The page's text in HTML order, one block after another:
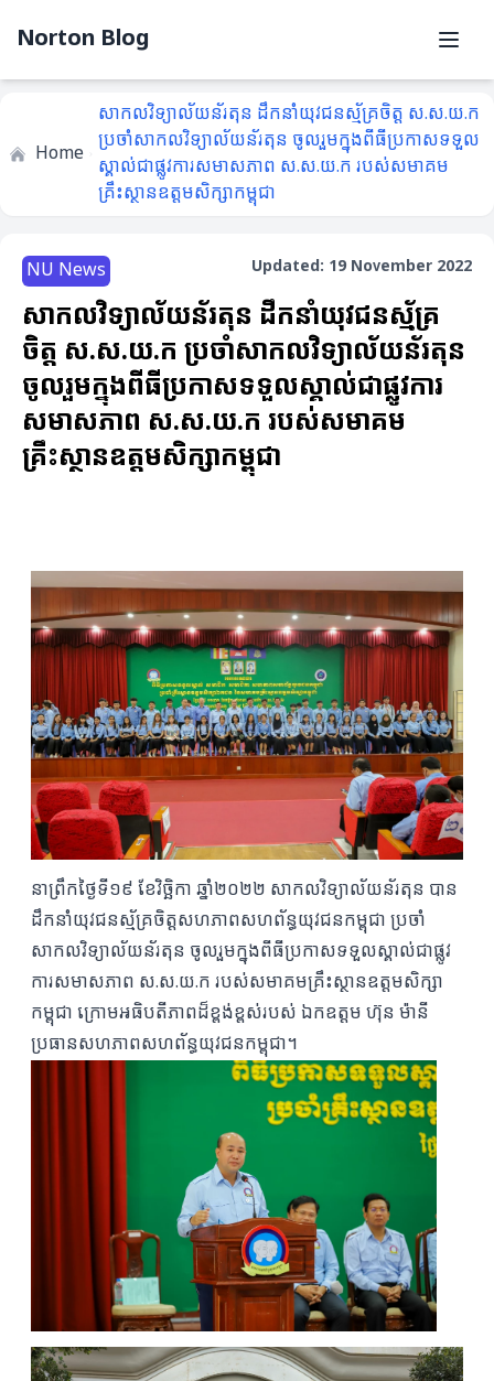
Norton Blog
Home
សាកលវិទ្យាល័យន័រតុន ដឹកនាំយុវជនស្ម័គ្រចិត្ត ស.ស.យ.ក
ប្រចាំសាកលវិទ្យាល័យន័រតុន ចូលរួមក្នុងពីធីប្រកាសទទួល
ស្គាល់ជាផ្លូវការសមាសភាព ស.ស.យ.ក របស់សមាគម
គ្រឹះស្ថានឧត្តមសិក្សាកម្ពុជា
NU News Updated: 19 November 2022
សាកលវិទ្យាល័យន័រតុន ដឹកនាំយុវជនស្ម័គ្រ
ចិត្ត ស.ស.យ.ក ប្រចាំសាកលវិទ្យាល័យន័រតុន
ចូលរួមក្នុងពីធីប្រកាសទទួលស្គាល់ជាផ្លូវការ
សមាសភាព ស.ស.យ.ក របស់សមាគម
គ្រឹះស្ថានឧត្តមសិក្សាកម្ពុជា
នាព្រឹកថ្ងៃទី១៩ ខែវិច្ឆិកា ឆ្នាំ២០២២ សាកលវិទ្យាល័យន័រតុន បាន
ដឹកនាំយុវជនស្ម័គ្រចិត្តសហភាពសហព័ន្ធយុវជនកម្ពុជា ប្រចាំ
សាកលវិទ្យាល័យន័រតុន ចូលរួមក្នុងពីធីប្រកាសទទួលស្គាល់ជាផ្លូវ
ការសមាសភាព ស.ស.យ.ក របស់សមាគមគ្រឹះស្ថានឧត្តមសិក្សា
កម្ពុជា ក្រោមអធិបតីភាពដ៏ខ្ពង់ខ្ពស់របស់ ឯកឧត្តម ហ៊ុន ម៉ានី
ប្រធានសហភាពសហព័ន្ធយុវជនកម្ពុជា។